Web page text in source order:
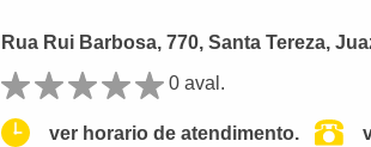
Rua Rui Barbosa, 770, Santa Tereza,
0 aval.
ver horario de atendimento.